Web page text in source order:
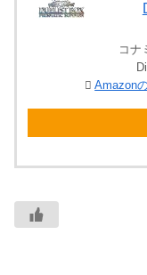
コナ
Amazon